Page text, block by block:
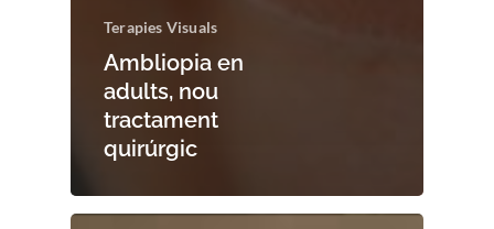
Terapies Visuals
Ambliopia en
adults, nou
tractament
quirúrgic